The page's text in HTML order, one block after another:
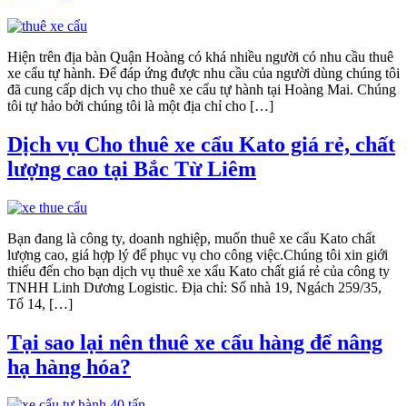
Hiện trên địa bàn Quận Hoàng có khá nhiều người có nhu cầu thuê
xe cẩu tự hành. Để đáp ứng được nhu cầu của người dùng chúng tôi
đã cung cấp dịch vụ cho thuê xe cẩu tự hành tại Hoàng Mai. Chúng
tôi tự hảo bởi chúng tôi là một địa chỉ cho […]
Dịch vụ Cho thuê xe cẩu Kato giá rẻ, chất
lượng cao tại Bắc Từ Liêm
Bạn đang là công ty, doanh nghiệp, muốn thuê xe cẩu Kato chất
lượng cao, giá hợp lý để phục vụ cho công việc.Chúng tôi xin giới
thiếu đến cho bạn dịch vụ thuê xe xẩu Kato chất giá rẻ của công ty
TNHH Linh Dương Logistic. Địa chỉ: Số nhà 19, Ngách 259/35,
Tổ 14, […]
Tại sao lại nên thuê xe cẩu hàng để nâng
hạ hàng hóa?